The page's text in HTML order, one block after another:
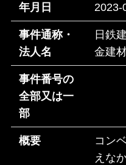
年月日 2023-
事件通称・
法人名
日鉄
金建
事件番号の
全部又は一
部
概要
コン
えな